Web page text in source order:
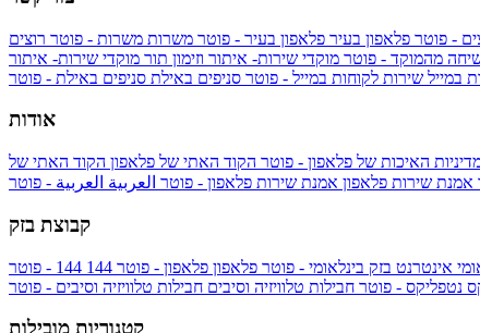
- פוטר פלאפון בעיר פלאפון בעיר - פוטר משרות משרות - פוטר רוצים
מהמוקד - פוטר מוקדי שירות- איתור וזימון תור מוקדי שירות- איתור
במייל שירות לקוחות במייל - פוטר סניפים באילת סניפים באילת - פוטר
אודות
האיכות של פלאפון - פוטר הקוד האתי של פלאפון הקוד האתי של
אמנת שירות פלאפון אמנת שירות פלאפון - פוטר العربية العربية - פוטר
קבוצת בזק
אינטרנט בזק בינלאומי - פוטר פלאפון פלאפון - פוטר 144
נטפליקס - פוטר חבילות טלוויזיה וסיבים חבילות טלוויזיה וסיבים - פוטר